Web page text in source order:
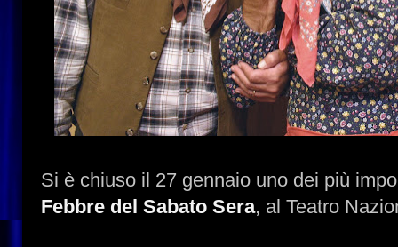
Si è chiuso il 27 gennaio uno dei più
Febbre del Sabato Sera, al Teatro